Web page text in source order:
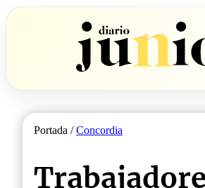
Portada /Concordia